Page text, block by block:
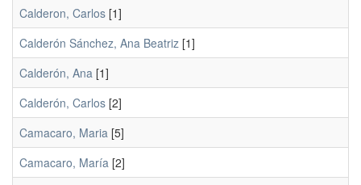
Calderon, Carlos [1]
Calderón Sánchez, Ana Beatriz [1]
Calderón, Ana [1]
Calderón, Carlos [2]
Camacaro, Maria [5]
Camacaro, María [2]